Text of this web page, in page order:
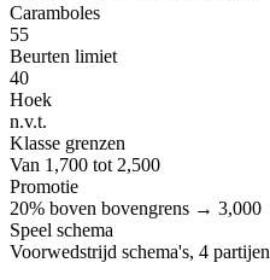
Caramboles
55
Beurten limiet
40
Hoek
n.v.t.
Klasse grenzen
Van 1,700 tot 2,500
Promotie
20% boven bovengrens → 3,000
Speel schema
Voorwedstrijd schema's, 4 partijen